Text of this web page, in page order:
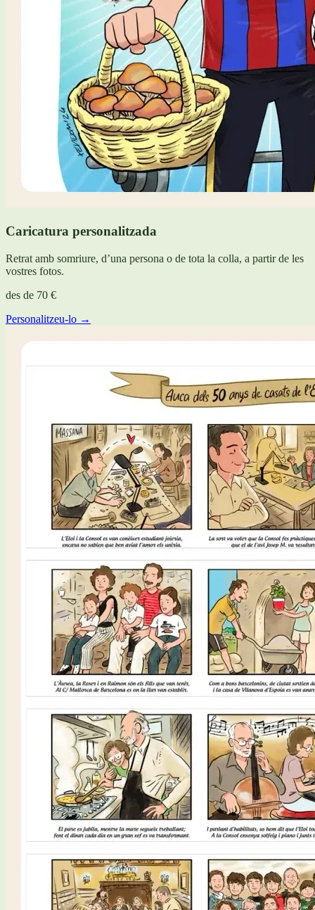
Caricatura personalitzada
Retrat amb somriure, d’una persona o de tota la colla, a partir de les
vostres fotos.
des de 70 €
Personalitzeu-lo →